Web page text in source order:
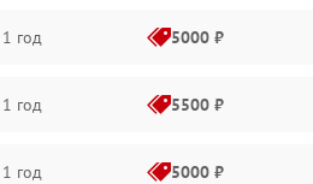
1 год 5000 ₽
1 год 5500 ₽
1 год 5000 ₽